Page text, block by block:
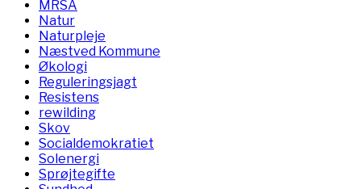
MRSA
Natur
Naturpleje
Næstved Kommune
Økologi
Reguleringsjagt
Resistens
rewilding
Skov
Socialdemokratiet
Solenergi
Sprøjtegifte